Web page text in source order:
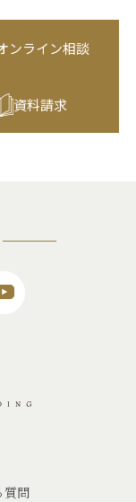
ンライン相談
資料請求
質問